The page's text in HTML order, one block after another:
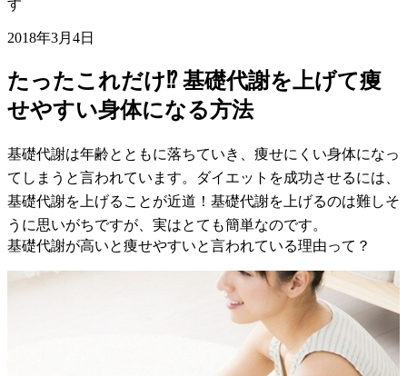
す
2018年3月4日
たったこれだけ⁉︎ 基礎代謝を上げて痩
せやすい身体になる方法
基礎代謝は年齢とともに落ちていき、痩せにくい身体になっ
てしまうと言われています。ダイエットを成功させるには、
基礎代謝を上げることが近道！基礎代謝を上げるのは難しそ
うに思いがちですが、実はとても簡単なのです。
基礎代謝が高いと痩せやすいと言われている理由って？